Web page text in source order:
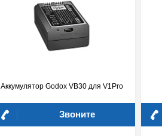
Аккумулятор Godox VB30 для V1Pro
Звоните